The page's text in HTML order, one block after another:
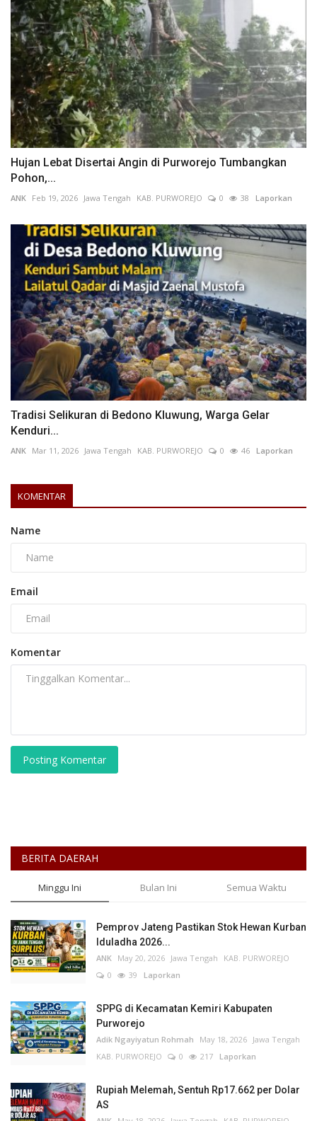
Hujan Lebat Disertai Angin di Purworejo Tumbangkan
Pohon,...
ANK Feb 19, 2026 Jawa Tengah KAB. PURWOREJO 0 38 Laporkan
Tradisi Selikuran di Bedono Kluwung, Warga Gelar
Kenduri...
ANK Mar 11, 2026 Jawa Tengah KAB. PURWOREJO 0 46 Laporkan
KOMENTAR
Name
Email
Komentar
Posting Komentar
BERITA DAERAH
Minggu Ini Bulan Ini Semua Waktu
Pemprov Jateng Pastikan Stok Hewan Kurban
Iduladha 2026...
ANK May 20, 2026 Jawa Tengah
KAB. PURWOREJO
0
39 Laporkan
SPPG di Kecamatan Kemiri Kabupaten
Purworejo
Adik Ngayiyatun Rohmah May 18, 2026 Jawa Tengah
KAB. PURWOREJO
0 217 Laporkan
Rupiah Melemah, Sentuh Rp17.662 per Dolar
AS